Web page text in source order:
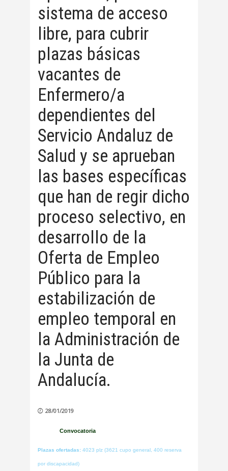
sistema de acceso
libre, para cubrir
plazas básicas
vacantes de
Enfermero/a
dependientes del
Servicio Andaluz de
Salud y se aprueban
las bases específicas
que han de regir dicho
proceso selectivo, en
desarrollo de la
Oferta de Empleo
Público para la
estabilización de
empleo temporal en
la Administración de
la Junta de
Andalucía.
28/01/2019
Convocatoria
Plazas ofertadas: 4023 plz (3621 cupo general, 400 reserva
por discapacidad)